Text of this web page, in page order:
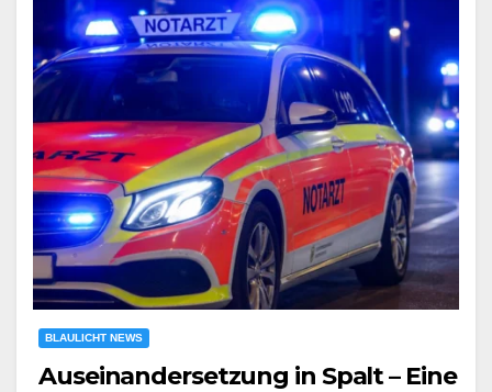
BLAULICHT NEWS
Auseinandersetzung in Spalt – Eine